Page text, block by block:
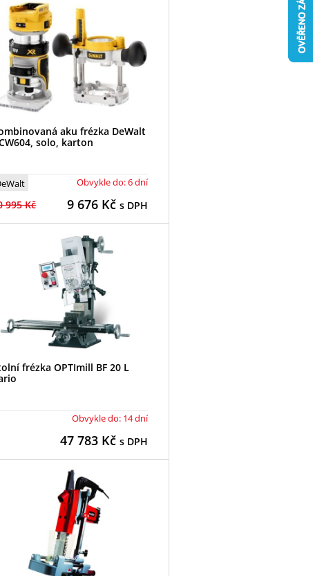
aku frézka DeWalt
solo, karton
Obvykle do: 6 dní
995 Kč 9 676 Kčs DPH
frézka OPTImill BF 20 L
Obvykle do: 14 dní
47 783 Kčs DPH